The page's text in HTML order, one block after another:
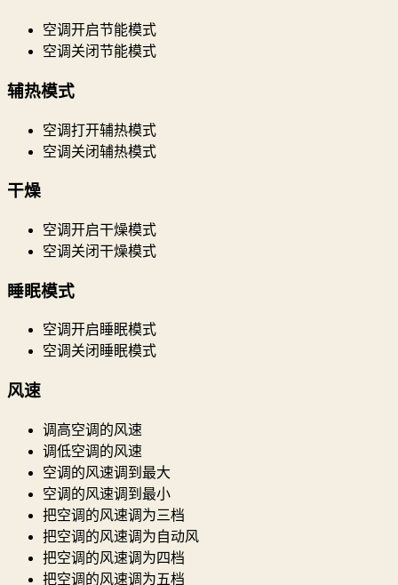
空调开启节能模式
空调关闭节能模式
辅热模式
空调打开辅热模式
空调关闭辅热模式
干燥
空调开启干燥模式
空调关闭干燥模式
睡眠模式
空调开启睡眠模式
空调关闭睡眠模式
风速
调高空调的风速
调低空调的风速
空调的风速调到最大
空调的风速调到最小
把空调的风速调为三档
把空调的风速调为自动风
把空调的风速调为四档
把空调的风速调为五档